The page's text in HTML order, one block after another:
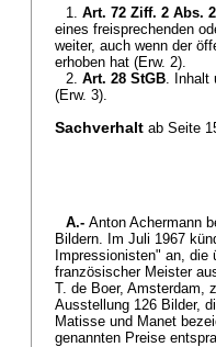
1. Art. 72 Ziff. 2 Abs.
eines freisprechenden
weiter, auch wenn der
erhoben hat (Erw. 2).
2. Art. 28 StGB. Inhalt
(Erw. 3).
Sachverhalt ab Seite
A.- Anton Achermann
Bildern. Im Juli 1967
Impressionisten" an, die
französischer Meister
T. de Boer, Amsterdam,
Ausstellung 126 Bilder,
Matisse und Manet
genannten Preise